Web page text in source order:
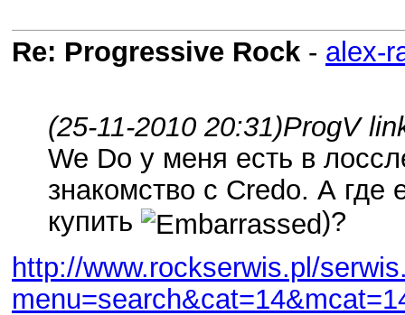
Re: Progressive Rock - alex-
(25-11-2010 20:31)ProgV
We Do у меня есть в
знакомство с Credo. А где
купить
)?
http://www.rockserwis.pl/